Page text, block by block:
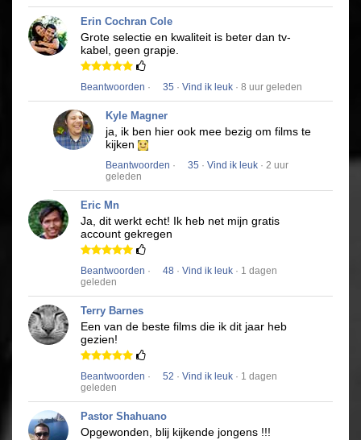
Erin Cochran Cole
Grote selectie en kwaliteit is beter dan tv-
kabel, geen grapje.
Beantwoorden · 35 · Vind ik leuk · 8 uur geleden
Kyle Magner
ja, ik ben hier ook mee bezig om films te
kijken
Beantwoorden · 35 · Vind ik leuk · 2 uur
geleden
Eric Mn
Ja, dit werkt echt! Ik heb net mijn gratis
account gekregen
Beantwoorden · 48 · Vind ik leuk · 1 dagen
geleden
Terry Barnes
Een van de beste films die ik dit jaar heb
gezien!
Beantwoorden · 52 · Vind ik leuk · 1 dagen
geleden
Pastor Shahuano
Opgewonden, blij kijkende jongens !!!